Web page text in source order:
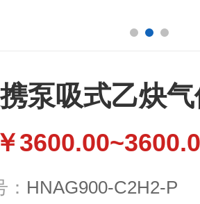
泵吸式乙炔
￥
HNAG900-C2H2-P